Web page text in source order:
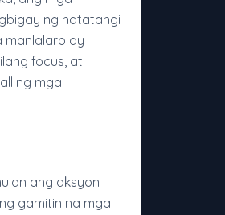
ng natatangi
manlalaro ay
focus, at
ng mga
ang aksyon
gamitin na mga